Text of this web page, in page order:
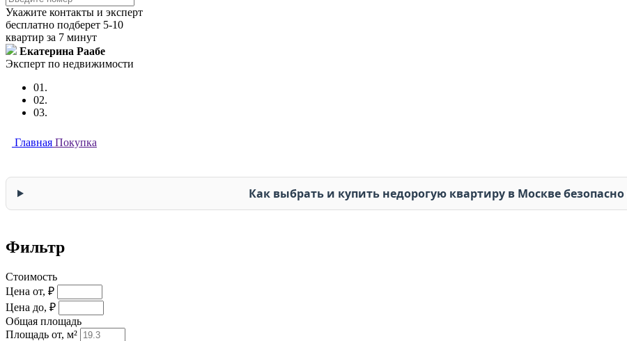
Укажите контакты и эксперт
бесплатно подберет 5-10
квартир за 7 минут
Екатерина Раабе
Эксперт по недвижимости
01.
02.
03.
Главная Покупка
Как выбрать и купить недорогую квартиру в Москве
Фильтр
Стоимость
Цена от, ₽
Цена до, ₽
Общая площадь
Площадь от, м²